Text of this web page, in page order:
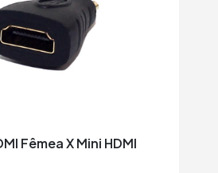
Fêmea X Mini HDMI